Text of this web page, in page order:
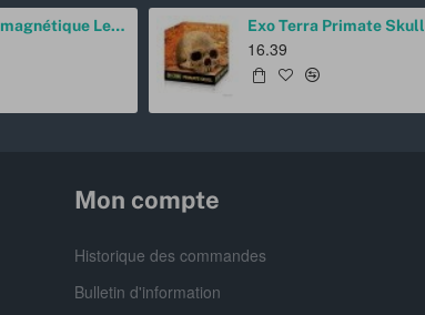
Porte-gobelet magnétique Ledge champignon Pangea Exo Terra Primate Skull
16.39
Mon compte
Historique des commandes
Bulletin d'information